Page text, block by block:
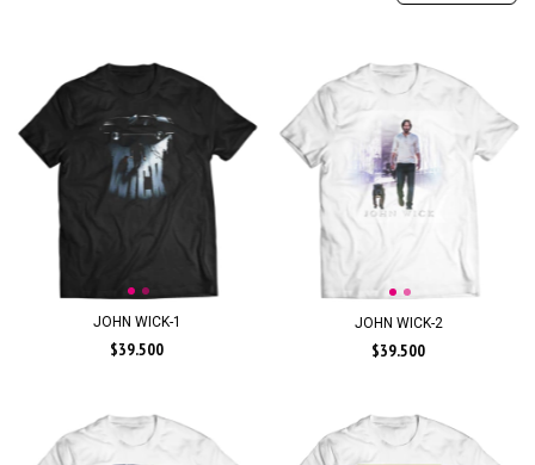
JOHN WICK-1
$39.500
JOHN WICK-2
$39.500